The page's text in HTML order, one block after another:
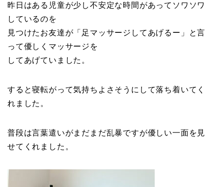
昨日はある児童が少し不安定な時間があってソワソワ
しているのを
見つけたお友達が「足マッサージしてあげるー」と言
って優しくマッサージを
してあげていました。
すると寝転がって気持ちよさそうにして落ち着いてく
れました。
普段は言葉遣いがまだまだ乱暴ですが優しい一面を見
せてくれました。